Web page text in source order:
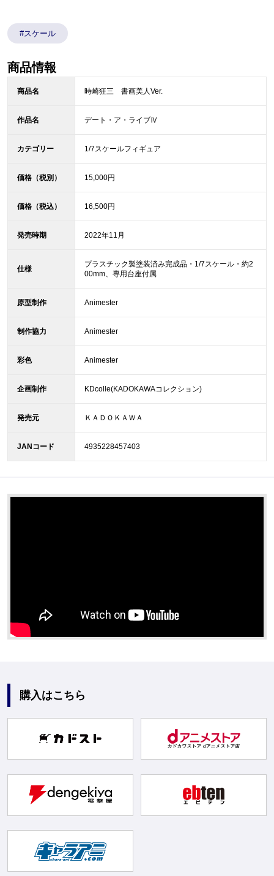
#スケール
商品情報
商品名 時崎狂三 書画美人Ver.
作品名 デート・ア・ライブⅣ
カテゴリー 1/7スケールフィギュア
価格（税別） 15,000円
価格（税込） 16,500円
発売時期 2022年11月
仕様
プラスチック製塗装済み完成品・1/7スケール・約2
00mm、専用台座付属
原型制作 Animester
制作協力 Animester
彩色 Animester
企画制作 KDcolle(KADOKAWAコレクション)
発売元 ＫＡＤＯＫＡＷＡ
JANコード 4935228457403
購入はこちら